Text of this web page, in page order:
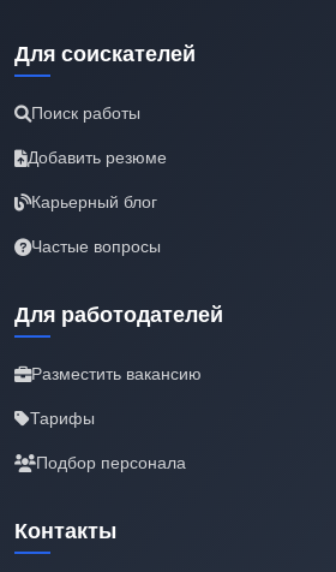
Для соискателей
Поиск работы
Добавить резюме
Карьерный блог
Частые вопросы
Для работодателей
Разместить вакансию
Тарифы
Подбор персонала
Контакты